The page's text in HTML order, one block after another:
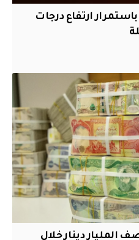
ارتفاع درجات
المليار دينار خلال